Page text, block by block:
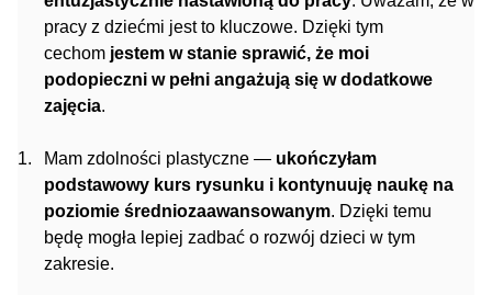
pracy z dziećmi jest to kluczowe. Dzięki tym
cechom jestem w stanie sprawić, że moi
podopieczni w pełni angażują się w dodatkowe
zajęcia.
Mam zdolności plastyczne — ukończyłam
podstawowy kurs rysunku i kontynuuję naukę na
poziomie średniozaawansowanym. Dzięki temu
będę mogła lepiej zadbać o rozwój dzieci w tym
zakresie.